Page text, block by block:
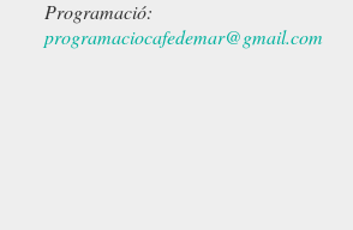
Programació:
programaciocafedemar@gmail.com